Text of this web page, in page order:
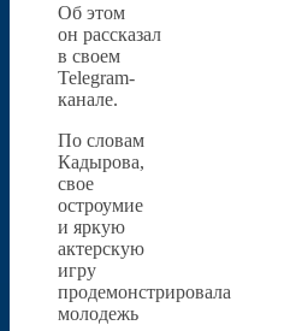
Об этом
он рассказал
в своем
Telegram-
канале.
По словам
Кадырова,
свое
остроумие
и яркую
актерскую
игру
продемонстрировала
молодежь